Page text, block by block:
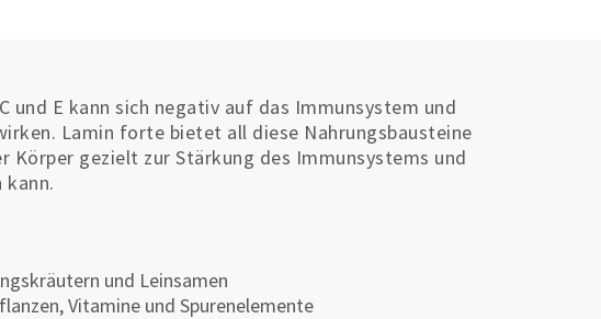
und E kann sich negativ auf das Immunsystem und
Lamin forte bietet all diese Nahrungsbausteine
Körper gezielt zur Stärkung des Immunsystems und
kann.
und Leinsamen
Vitamine und Spurenelemente